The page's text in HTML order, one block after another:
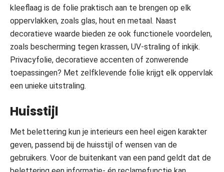
kleeflaag is de folie praktisch aan te brengen op elk
oppervlakken, zoals glas, hout en metaal. Naast
decoratieve waarde bieden ze ook functionele voordelen,
zoals bescherming tegen krassen, UV-straling of inkijk.
Privacyfolie, decoratieve accenten of zonwerende
toepassingen? Met zelfklevende folie krijgt elk oppervlak
een unieke uitstraling.
Huisstijl
Met belettering kun je interieurs een heel eigen karakter
geven, passend bij de huisstijl of wensen van de
gebruikers. Voor de buitenkant van een pand geldt dat de